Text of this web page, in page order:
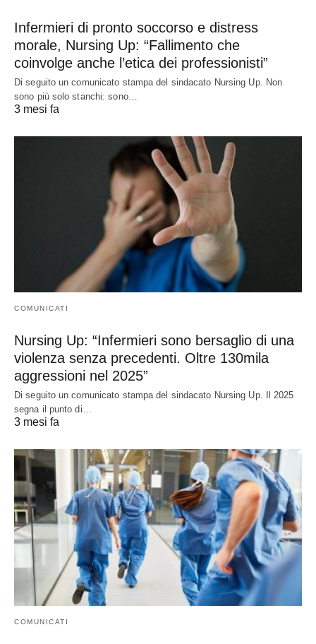
Infermieri di pronto soccorso e distress
morale, Nursing Up: “Fallimento che
coinvolge anche l’etica dei professionisti”
Di seguito un comunicato stampa del sindacato Nursing Up. Non
sono più solo stanchi: sono…
3 mesi fa
COMUNICATI
Nursing Up: “Infermieri sono bersaglio di una
violenza senza precedenti. Oltre 130mila
aggressioni nel 2025”
Di seguito un comunicato stampa del sindacato Nursing Up. Il 2025
segna il punto di…
3 mesi fa
COMUNICATI